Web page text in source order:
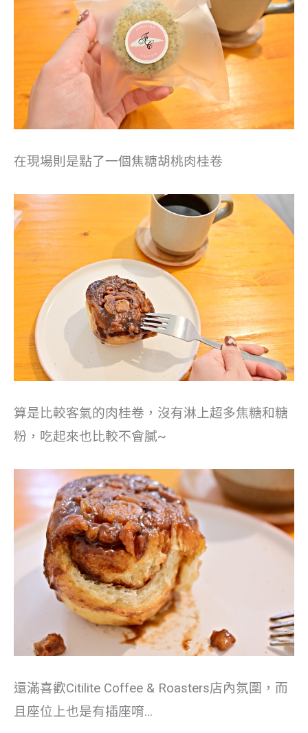
在現場則是點了一個焦糖胡桃肉桂卷
算是比較客氣的肉桂卷，沒有淋上超多焦糖和糖
粉，吃起來也比較不會膩~
還滿喜歡Citilite Coffee & Roasters店內氛圍，而
且座位上也是有插座唷…